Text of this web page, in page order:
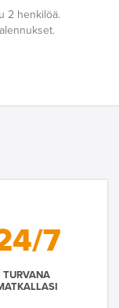
2 henkilöä.
7
TURVANA